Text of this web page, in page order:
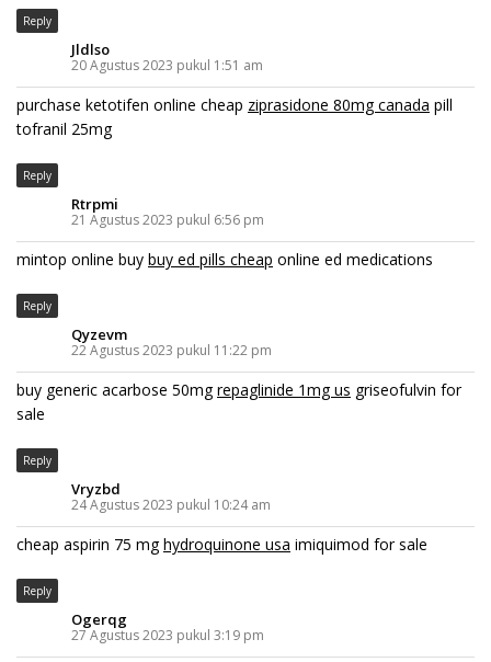
Reply
Jldlso
20 Agustus 2023 pukul 1:51 am
purchase ketotifen online cheap ziprasidone 80mg canada pill
tofranil 25mg
Reply
Rtrpmi
21 Agustus 2023 pukul 6:56 pm
mintop online buy buy ed pills cheap online ed medications
Reply
Qyzevm
22 Agustus 2023 pukul 11:22 pm
buy generic acarbose 50mgrepaglinide 1mg us griseofulvin for
sale
Reply
Vryzbd
24 Agustus 2023 pukul 10:24 am
cheap aspirin 75 mghydroquinone usa imiquimod for sale
Reply
Ogerqg
27 Agustus 2023 pukul 3:19 pm